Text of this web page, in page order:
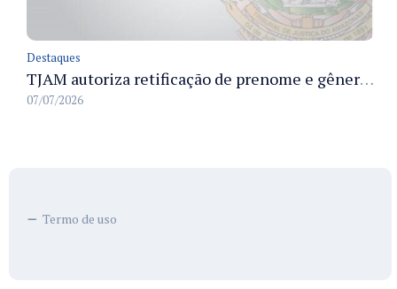
Destaques
TJAM autoriza retificação de prenome e gênero em registros civis na Comarca de Benjamin Constant
07/07/2026
Termo de uso